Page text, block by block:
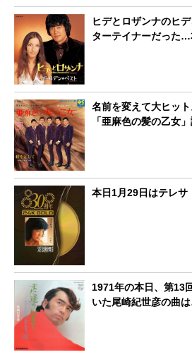
ヒデとロザンナのヒ
ターテイナーだった
名前を変えて大ヒッ
「亜麻色の髪の乙女」
本日1月29日はテレサ
1971年の本日、第13
いた尾崎紀世彦の曲は